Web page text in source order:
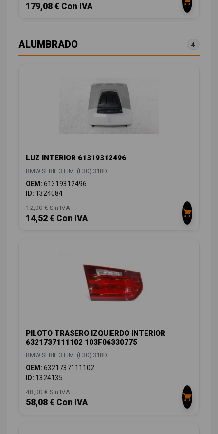
179,08 € Con IVA
ALUMBRADO 4
LUZ INTERIOR 61319312496
BMW SERIE 3 LIM. (F30) 318D
OEM: 61319312496
ID: 1324084
12,00 € Sin IVA
14,52 € Con IVA
PILOTO TRASERO IZQUIERDO INTERIOR
6321737111102 103F06330775
BMW SERIE 3 LIM. (F30) 318D
OEM: 6321737111102
ID: 1324135
48,00 € Sin IVA
58,08 € Con IVA